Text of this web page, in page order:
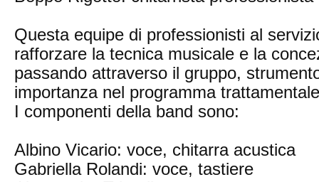
Questa equipe di professionisti al
rafforzare la tecnica musicale e la
passando attraverso il gruppo,
importanza nel programma
I componenti della band sono:
Albino Vicario: voce, chitarra acustica
Gabriella Rolandi: voce, tastiere